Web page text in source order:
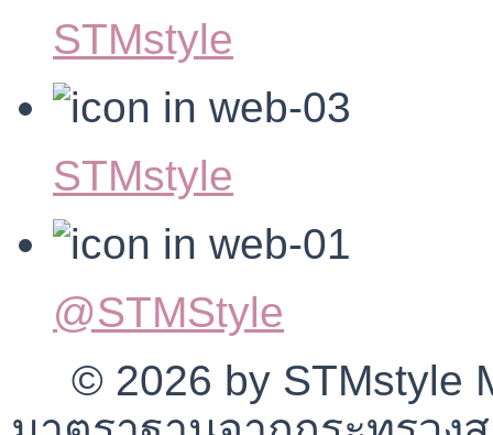
STMstyle
STMstyle
@STMStyle
© 2026 by STMstyle